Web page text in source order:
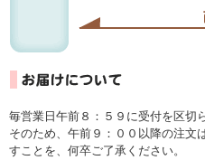
毎営業日午前８：５９に受付を区切
そのため、午前９：００以降の注文
すことを、何卒ご了承ください。